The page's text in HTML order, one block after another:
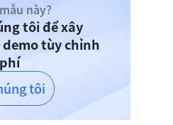
tôi
này?
tôi để xây
tùy chỉnh